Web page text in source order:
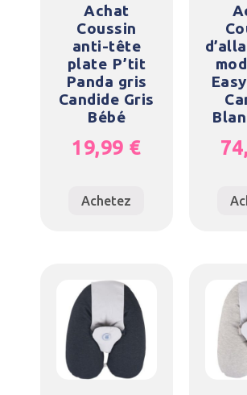
Achat
Coussin
anti-tête
plate P’tit
Panda gris
Candide Gris
Bébé
19,99 €
Achetez